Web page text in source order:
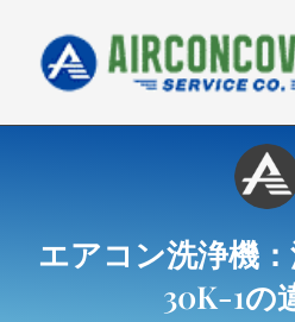
キ
エアコン洗浄機
30K-1の